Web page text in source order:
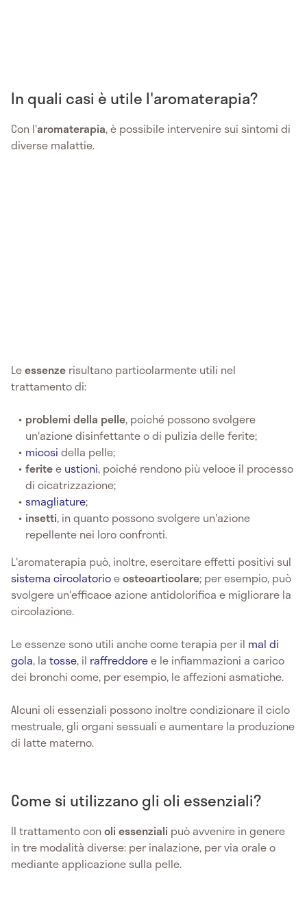
In quali casi è utile l'aromaterapia?
Con l'aromaterapia, è possibile intervenire sui sintomi di
diverse malattie.
Leessenze risultano particolarmente utili nel
trattamento di:
problemi della pelle, poiché possono svolgere
un'azione disinfettante o di pulizia delle ferite;
micosi della pelle;
feritee ustioni, poiché rendono più veloce il processo
di cicatrizzazione;
smagliature;
insetti, in quanto possono svolgere un'azione
repellente nei loro confronti.
L'aromaterapia può, inoltre, esercitare effetti positivi sul
sistema circolatorioeosteoarticolare; per esempio, può
svolgere un'efficace azione antidolorifica e migliorare la
circolazione.
Le essenze sono utili anche come terapia per il mal di
gola, la tosse, il raffreddoree le infiammazioni a carico
dei bronchi come, per esempio, le affezioni asmatiche.
Alcuni oli essenziali possono inoltre condizionare il ciclo
mestruale, gli organi sessuali e aumentare la produzione
di latte materno.
Come si utilizzano gli oli essenziali?
Il trattamento conoli essenziali può avvenire in genere
in tre modalità diverse: per inalazione, per via orale o
mediante applicazione sulla pelle.